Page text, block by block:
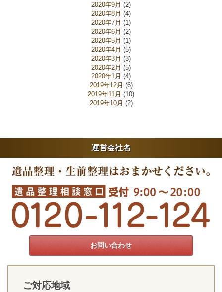
2020年9月 (2)
2020年8月 (4)
2020年7月 (1)
2020年6月 (2)
2020年5月 (1)
2020年4月 (5)
2020年3月 (3)
2020年2月 (5)
2020年1月 (4)
2019年12月 (6)
2019年11月 (10)
2019年10月 (2)
運営会社名
お問い合わせ
ご対応地域